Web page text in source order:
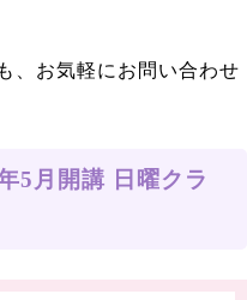
、お気軽にお問い合わせ
5月開講 日曜クラ